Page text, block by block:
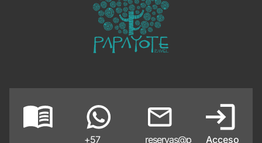
+57
reservas@papayote.com
Acceso